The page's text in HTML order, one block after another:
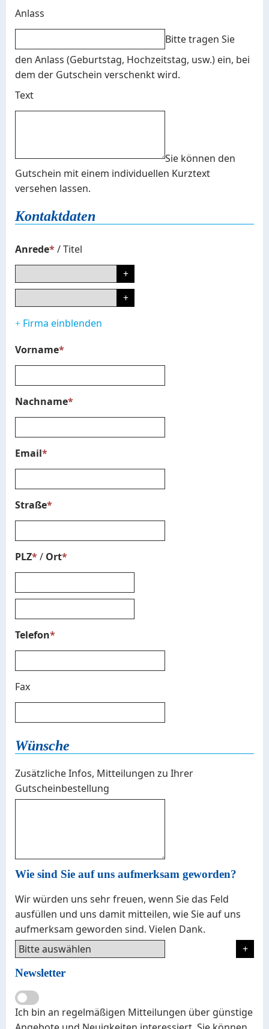
Anlass
Bitte tragen Sie
den Anlass (Geburtstag, Hochzeitstag, usw.) ein, bei
dem der Gutschein verschenkt wird.
Text
Sie können den
Gutschein mit einem individuellen Kurztext
versehen lassen.
Kontaktdaten
Anrede*/Titel
+ Firma einblenden
Vorname*
Nachname*
Email*
Straße*
PLZ*/ Ort*
Telefon*
Fax
Wünsche
Zusätzliche Infos, Mitteilungen zu Ihrer
Gutscheinbestellung
Wie sind Sie auf uns aufmerksam geworden?
Wir würden uns sehr freuen, wenn Sie das Feld
ausfüllen und uns damit mitteilen, wie Sie auf uns
aufmerksam geworden sind. Vielen Dank.
Newsletter
Ich bin an regelmäßigen Mitteilungen über günstige